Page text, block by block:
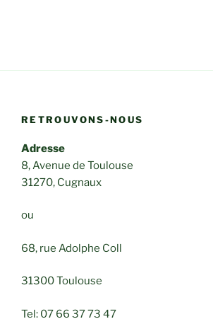
RETROUVONS-NOUS
Adresse
8, Avenue de Toulouse
31270, Cugnaux
ou
68, rue Adolphe Coll
31300 Toulouse
Tel: 07 66 37 73 47